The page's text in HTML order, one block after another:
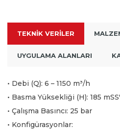
TEKNIK VERILER
UYGULAMA ALANLARI
• Debi (Q): 6 – 1150 m³/h
• Basma Yüksekliği (H): 185
• Çalışma Basıncı: 25 bar
• Konfigürasyonlar: